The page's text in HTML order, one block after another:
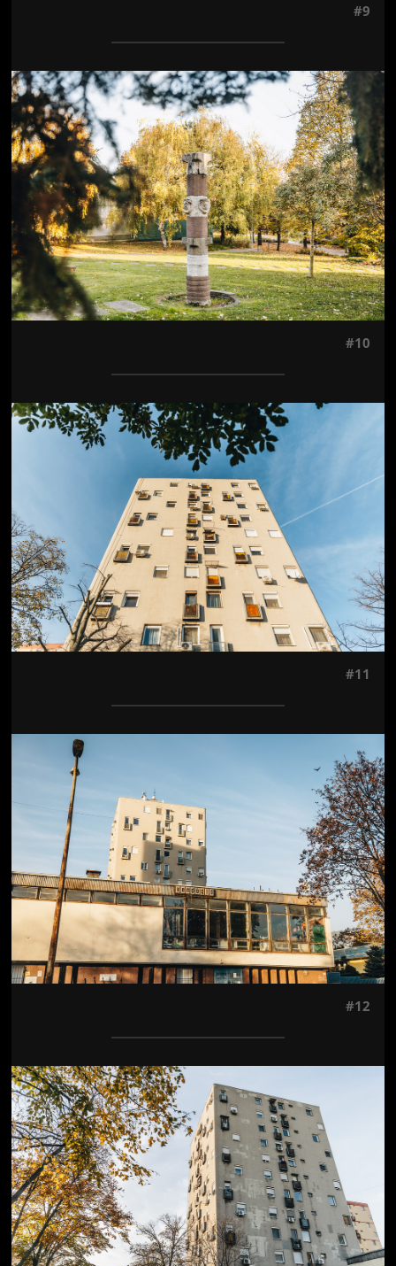
#9
Jön még kép!
#10
Jön még kép!
#11
#12
Jön még kép!